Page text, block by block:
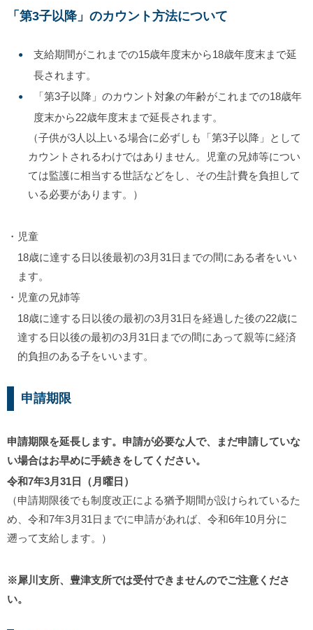
「第3子以降」のカウント方法について
支給期間がこれまでの15歳年度末から18歳年度末まで延
長されます。
「第3子以降」のカウント対象の年齢がこれまでの18歳年
度末から22歳年度末まで延長されます。
（子供が3人以上いる場合に必ずしも「第3子以降」として
カウントされるわけではありません。児童の兄姉等につい
ては監護に相当する世話などをし、その生計費を負担して
いる必要があります。）
・児童
18歳に達する日以後最初の3月31日までの間にある者をいい
ます。
・児童の兄姉等
18歳に達する日以後の最初の3月31日を経過した後の22歳に
達する日以後の最初の3月31日までの間にあって親等に経済
的負担のある子をいいます。
申請期限
申請期限を延長します。申請が必要な人で、まだ申請していな
い場合はお早めに手続きをしてください。
令和7年3月31日（月曜日）
（申請期限後でも制度改正による猶予期間が設けられているた
め、令和7年3月31日までに申請があれば、令和6年10月分に
遡って支給します。）
※犀川支所、豊津支所では受付できませんのでご注意くださ
い。